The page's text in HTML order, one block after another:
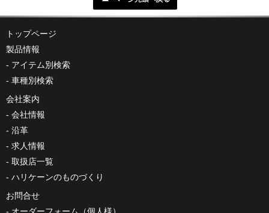
トップページ
製品情報
アイテム別検索
車種別検索
会社案内
会社情報
沿革
求人情報
取扱店一覧
ハリケーンのものづくり
お問合せ
オーダーフォーム（個人様）